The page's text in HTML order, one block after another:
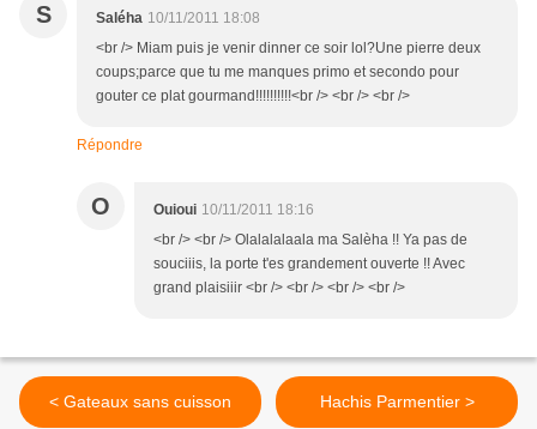
S Saléha 10/11/2011 18:08
<br /> Miam puis je venir dinner ce soir lol?Une pierre deux
coups;parce que tu me manques primo et secondo pour
gouter ce plat gourmand!!!!!!!!!!<br /> <br /> <br />
Répondre
O Ouioui 10/11/2011 18:16
<br /> <br /> Olalalalaala ma Salèha !! Ya pas de
souciiis, la porte t'es grandement ouverte !! Avec
grand plaisiiir <br /> <br /> <br /> <br />
< Gateaux sans cuisson Hachis Parmentier >